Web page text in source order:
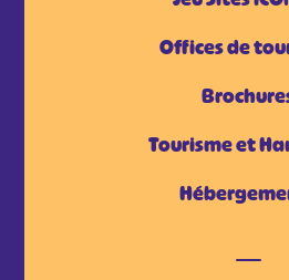
Offices de
Tourisme et